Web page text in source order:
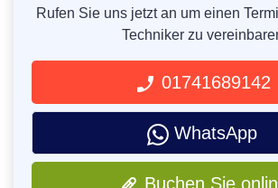
Rufen Sie uns jetzt an um einen
Techniker zu
01741689142
WhatsApp
Buchen Sie